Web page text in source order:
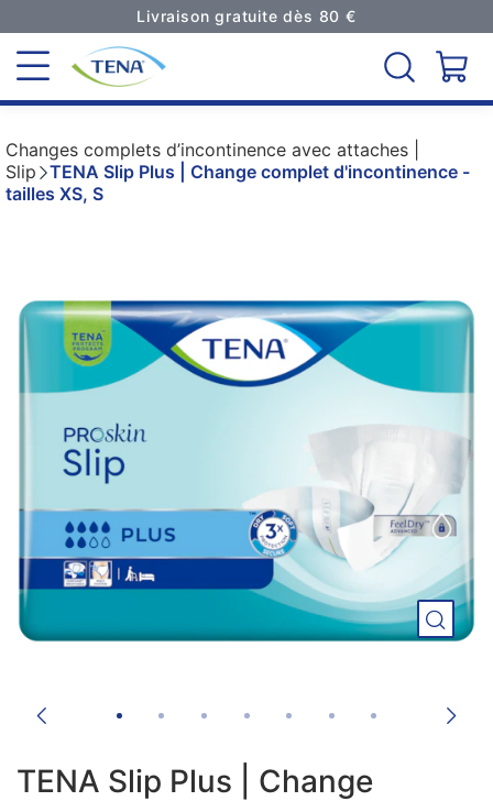
Livraison gratuite dès 80 €
Changes complets d’incontinence avec attaches |
Slip
TENA Slip Plus | Change complet d'incontinence -
tailles XS, S
TENA Slip Plus | Change